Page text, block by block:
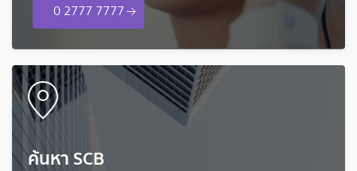
0 2777 7777
ค้นหา SCB